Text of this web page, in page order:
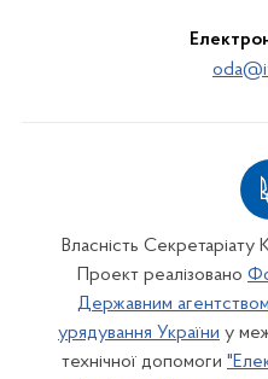
Власність Секретаріату
Проект реалізовано
Державним
урядування України у
технічної допомоги